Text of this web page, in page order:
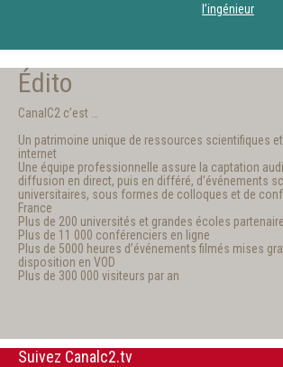
l’ingénieur
Édito
CanalC2 c’est …
Un patrimoine unique de ressources scientifiques
internet
Une équipe professionnelle assure la captation
diffusion en direct, puis en différé, d’événements
universitaires, sous formes de colloques et de
France
Plus de 200 universités et grandes écoles
Plus de 11 000 conférenciers en ligne
Plus de 5000 heures d’événements filmés mises
disposition en VOD
Plus de 300 000 visiteurs par an
Suivez Canalc2.tv